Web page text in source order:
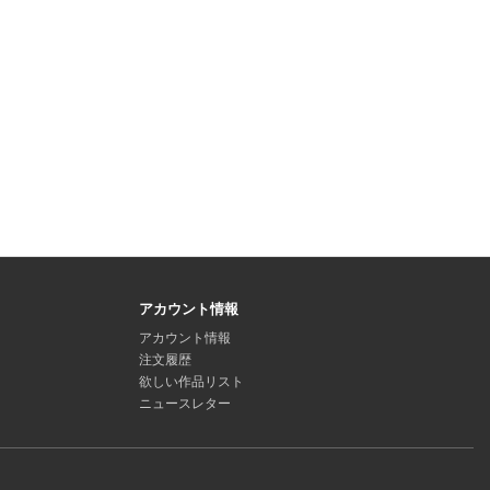
アカウント情報
アカウント情報
注文履歴
欲しい作品リスト
ニュースレター